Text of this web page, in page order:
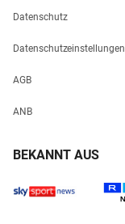
Datenschutz
Datenschutzeinstellungen
AGB
ANB
BEKANNT AUS